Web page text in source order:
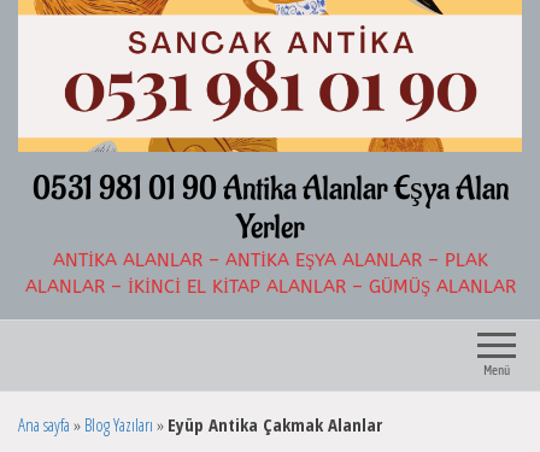
İçeriğe
0531 981 01 90 Antika Alanlar Eşya Alan
Yerler
ANTIKA ALANLAR – ANTIKA EŞYA ALANLAR – PLAK
ALANLAR – İKINCI EL KITAP ALANLAR – GÜMÜŞ ALANLAR
Menü
Ana sayfa » Blog Yazıları » Eyüp Antika Çakmak Alanlar